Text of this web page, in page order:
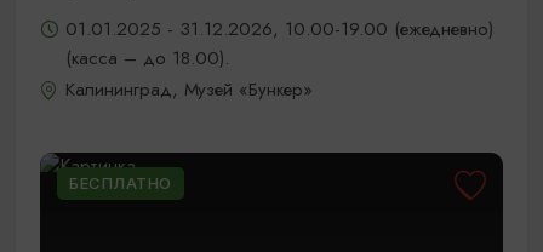
01.01.2025 - 31.12.2026, 10.00-19.00 (ежедневно)
(касса – до 18.00).
Калининград, Музей «Бункер»
БЕСПЛАТНО